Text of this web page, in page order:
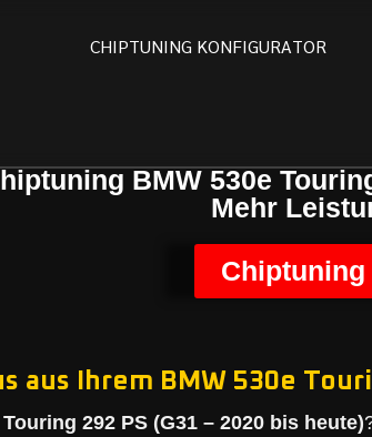
CHIPTUNING KONFIGURATOR
BMW 530e
Mehr
aus Ihrem BMW 530e
292 PS (G31 – 2020 bis heute)